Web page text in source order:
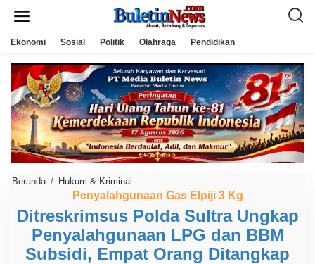
Ekonomi Sosial Politik Olahraga Pendidikan
Beranda / Hukum & Kriminal
i
t
r
e
s
k
r
Penyalahgunaan Gas Elpiji 3 Kg
Ditreskrimsus Polda Sultra Ungkap
Penyalahgunaan LPG dan BBM
Subsidi, Empat Orang Ditangkap